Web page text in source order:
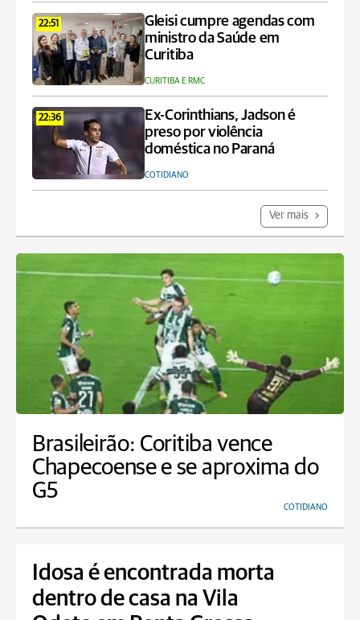
22:51
Gleisi cumpre agendas com
ministro da Saúde em
Curitiba
CURITIBA E RMC
22:36
Ex-Corinthians, Jadson é
preso por violência
doméstica no Paraná
COTIDIANO
Ver mais
Brasileirão: Coritiba vence
Chapecoense e se aproxima do
G5
COTIDIANO
Idosa é encontrada morta
dentro de casa na Vila